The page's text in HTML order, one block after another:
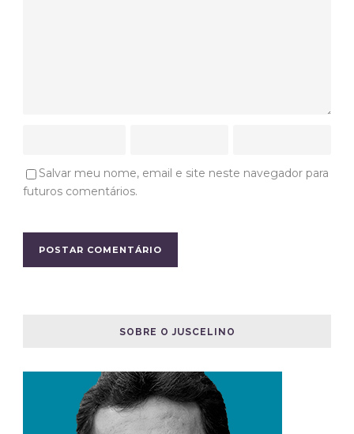
Salvar meu nome, email e site neste navegador para
futuros comentários.
SOBRE O JUSCELINO